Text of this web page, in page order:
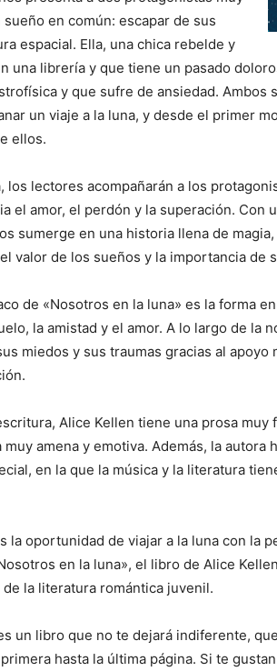
en común: escapar de sus
espacial. Ella, una chica rebelde y
una librería y que tiene un pasado
y que sufre de ansiedad. Ambos
un viaje a la luna, y desde el primer
ellos.
los lectores acompañarán a los
el amor, el perdón y la superación. Con
sumerge en una historia llena de
valor de los sueños y la importancia de
de «Nosotros en la luna» es la forma
la amistad y el amor. A lo largo de la
miedos y sus traumas gracias al apoyo
Alice Kellen tiene una prosa muy
amena y emotiva. Además, la autora
en la que la música y la literatura
la oportunidad de viajar a la luna con la
en la luna», el libro de Alice
la literatura romántica juvenil.
un libro que no te dejará indiferente,
hasta la última página. Si te